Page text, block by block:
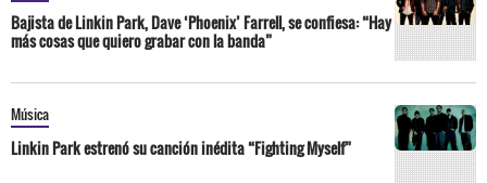
Bajista de Linkin Park, Dave ‘Phoenix’ Farrell, se confiesa: “Hay
más cosas que quiero grabar con la banda”
Música
Linkin Park estrenó su canción inédita “Fighting Myself”